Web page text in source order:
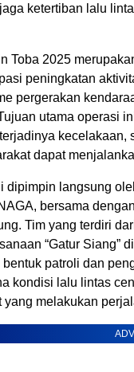
ketertiban lalu
Toba 2025
peningkatan
pergerakan
utama operasi
kecelakaan,
dapat
dipimpin langsung
bersama
Tim yang terdiri
“Gatur Siang”
bentuk patroli dan
kondisi lalu lintas
yang melakukan